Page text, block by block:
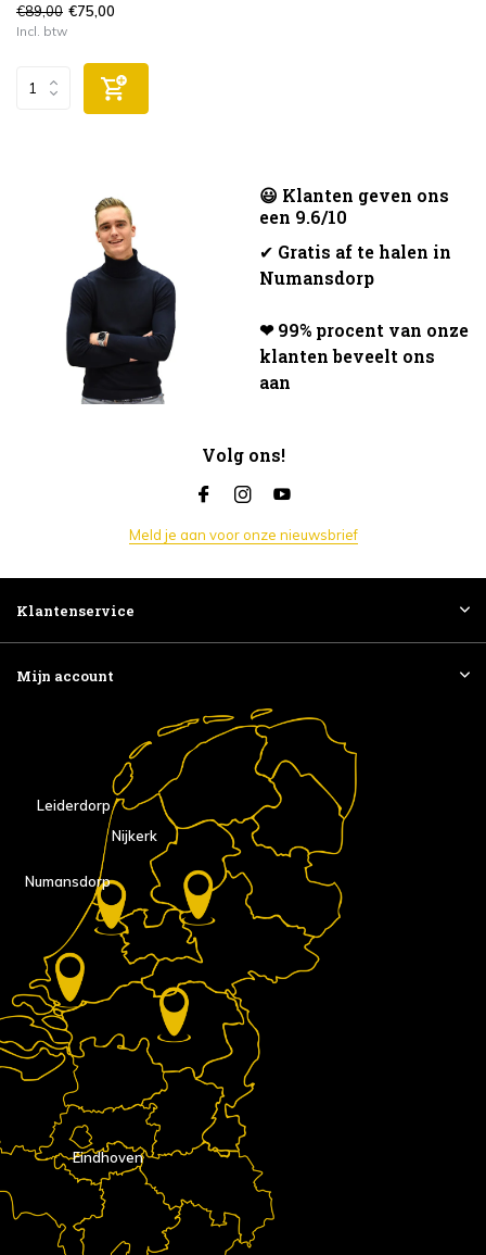
€89,00 €75,00
Incl. btw
😃 Klanten geven ons
een 9.6/10
✔ Gratis af te halen in
Numansdorp
❤ 99% procent van onze
klanten beveelt ons
aan
Volg ons!
Meld je aan voor onze nieuwsbrief
Klantenservice
Mijn account
Eindhoven
Nijkerk
Numansdorp
Leiderdorp